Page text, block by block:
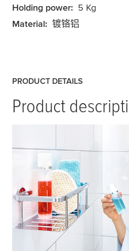
Holding power: 5 Kg
Material: 镀铬铝
PRODUCT DETAILS
Product
应该把浴室用品放在哪里
tesa®Aluxx浴室
恼。该置物篮由镀铬铝
接力强因有强大的粘合安
放置在任何最容易触及
剂在12个小时的干燥时间
安全的承载力。无需钻孔
损。置物篮可随时取出，